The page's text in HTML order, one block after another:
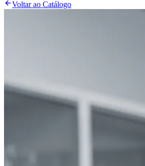
Voltar ao Catálogo